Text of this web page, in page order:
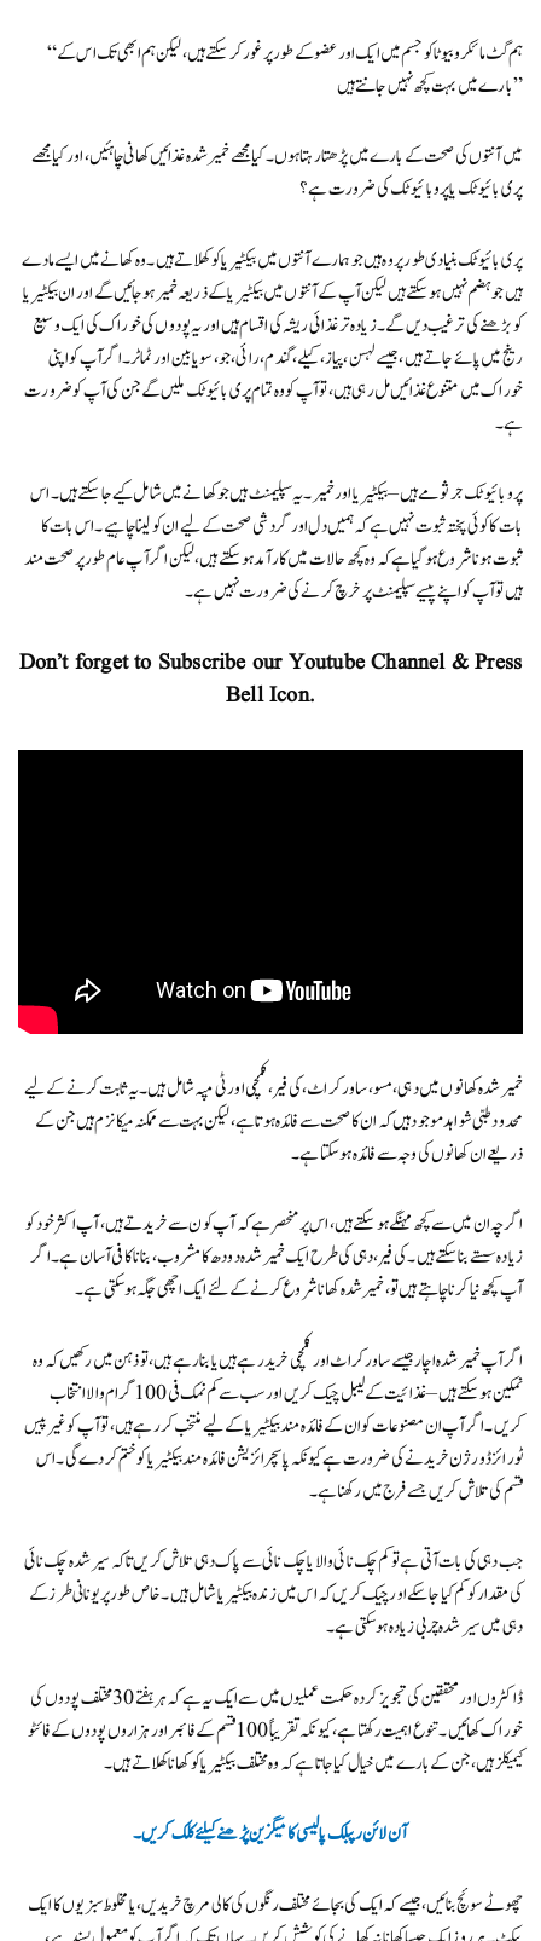
“ہم گٹ مائکروبیوٹا کو جسم میں ایک اور عضو کے طور پر غور کر سکتے ہیں، لیکن ہم ابھی تک اس کے
بارے میں بہت کچھ نہیں جانتے ہیں”
میں آنتوں کی صحت کے بارے میں پڑھتا رہتا ہوں۔ کیا مجھے خمیر شدہ غذائیں کھانی چاہئیں، اور کیا مجھے
پری بائیوٹک یا پروبائیوٹک کی ضرورت ہے؟
پری بائیوٹک بنیادی طور پر وہ ہیں جو ہمارے آنتوں میں بیکٹیریا کو کھلاتے ہیں۔ وہ کھانے میں ایسے مادے
ہیں جو ہضم نہیں ہوسکتے ہیں لیکن آپ کے آنتوں میں بیکٹیریا کے ذریعہ خمیر ہوجائیں گے اور ان بیکٹیریا
کو بڑھنے کی ترغیب دیں گے۔ زیادہ تر غذائی ریشہ کی اقسام ہیں اور یہ پودوں کی خوراک کی ایک وسیع
رینج میں پائے جاتے ہیں، جیسے لہسن، پیاز، کیلے، گندم، رائی، جو، سویا بین اور ٹماٹر۔ اگر آپ کو اپنی
خوراک میں متنوع غذائیں مل رہی ہیں، تو آپ کو وہ تمام پری بائیوٹک ملیں گے جن کی آپ کو ضرورت
ہے۔
پروبائیوٹک جرثومے ہیں – بیکٹیریا اور خمیر۔ یہ سپلیمنٹ ہیں جوکھانے میں شامل کیے جا سکتے ہیں۔ اس
بات کا کوئی پختہ ثبوت نہیں ہے کہ ہمیں دل اور گردشی صحت کے لیے ان کو لینا چاہیے۔ اس بات کا
ثبوت ہونا شروع ہو گیا ہے کہ وہ کچھ حالات میں کارآمد ہو سکتے ہیں، لیکن اگر آپ عام طور پر صحت مند
ہیں تو آپ کو اپنے پیسے سپلیمنٹ پر خرچ کرنے کی ضرورت نہیں ہے ۔
Don’t forget to Subscribe our Youtube Channel & Press
Bell Icon.
خمیر شدہ کھانوں میں دہی، مسو، ساورکراٹ، کی فیر، کمچی اور ٹی مپہ شامل ہیں۔ یہ ثابت کرنے کے لیے
محدود طبی شواہد موجود ہیں کہ ان کا صحت سے فائدہ ہوتا ہے، لیکن بہت سے ممکنہ میکانزم ہیں جن کے
ذریعے ان کھانوں کی وجہ سے فائدہ ہو سکتا ہے۔
اگرچہ ان میں سے کچھ مہنگے ہو سکتے ہیں، اس پر منحصر ہے کہ آپ کون سے خریدتے ہیں، آپ اکثر خود کو
زیادہ سستے بنا سکتے ہیں۔ کی فیر، دہی کی طرح ایک خمیر شدہ دودھ کا مشروب، بنانا کافی آسان ہے۔ اگر
آپ کچھ نیا کرنا چاہتے ہیں تو، خمیر شدہ کھانا شروع کرنے کے لئے ایک اچھی جگہ ہوسکتی ہے۔
اگر آپ خمیر شدہ اچار جیسے ساورکراٹ اور کمچی خرید رہے ہیں یا بنا رہے ہیں، تو ذہن میں رکھیں کہ وہ
نمکین ہو سکتے ہیں – غذائیت کے لیبل چیک کریں اور سب سے کم نمک فی 100 گرام والا انتخاب
کریں۔ اگر آپ ان مصنوعات کو ان کے فائدہ مند بیکٹیریا کے لیے منتخب کر رہے ہیں، تو آپ کو غیر پیس
ٹورائزڈ ورژن خریدنے کی ضرورت ہے کیونکہ پاسچرائزیشن فائدہ مند بیکٹیریا کو ختم کر دے گی۔ اس
قسم کی تلاش کریں جسے فرج میں رکھنا ہے۔
جب دہی کی بات آتی ہے تو کم چک نائی والا یا چک نائی سے پاک دہی تلاش کریں تاکہ سیر شدہ چک نائی
کی مقدار کو کم کیا جاسکے اور چیک کریں کہ اس میں زندہ بیکٹیریا شامل ہیں۔ خاص طور پر یونانی طرز کے
دہی میں سیر شدہ چربی زیادہ ہو سکتی ہے۔
ڈاکٹروں اور محققین کی تجویز کردہ حکمت عملیوں میں سے ایک یہ ہے کہ ہر ہفتے 30 مختلف پودوں کی
خوراک کھائیں۔ تنوع اہمیت رکھتا ہے، کیونکہ تقریباً 100 قسم کے فائبر اور ہزاروں پودوں کے فائٹو
کیمیکلز ہیں، جن کے بارے میں خیال کیا جاتا ہے کہ وہ مختلف بیکٹیریا کو کھانا کھلاتے ہیں۔
آن لائن رپبلک پالیسی کا میگزین پڑھنے کیلئے کلک کریں۔
چھوٹے سوئچ بنائیں، جیسے کہ ایک کی بجائے مختلف رنگوں کی کالی مرچ خریدیں، یا مخلوط سبزیوں کا ایک